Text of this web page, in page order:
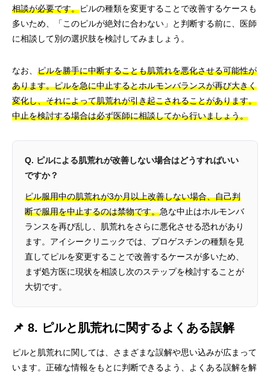
相談が必要です。ピルの種類を変更することで改善するケースも
多いため、「このピルが絶対に合わない」と判断する前に、医師
に相談して別の選択肢を検討してみましょう。
なお、 ピルを勝手に中断することも肌荒れを悪化させる可能性が
あります。ピルを急に中止するとホルモンバランスが再び大きく
変化し、それによって肌荒れが引き起こされることがあります。
中止を検討する場合は必ず医師に相談してから行いましょう。
Q. ピルによる肌荒れが改善しない場合はどうすればいい
ですか？
ピル服用中の肌荒れが3か月以上改善しない場合、自己判
断で服用を中止するのは禁物です。急な中止はホルモンバ
ランスを再び乱し、肌荒れをさらに悪化させる恐れがあり
ます。アイシークリニックでは、プロゲスチンの種類を見
直してピルを変更することで改善するケースが多いため、
まず処方医に現状を相談し次のステップを検討することが
大切です。
📌 8. ピルと肌荒れに関するよくある誤解
ピルと肌荒れに関しては、さまざまな誤解や思い込みが広まって
います。正確な情報をもとに判断できるよう、よくある誤解を解